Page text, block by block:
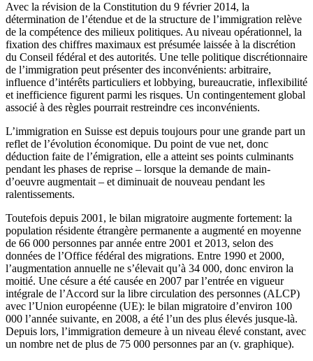
Avec la révision de la Constitution du 9 février 2014, la
détermination de l’étendue et de la structure de l’immigration relève
de la compétence des milieux politiques. Au niveau opérationnel, la
fixation des chiffres maximaux est présumée laissée à la discrétion
du Conseil fédéral et des autorités. Une telle politique discrétionnaire
de l’immigration peut présenter des inconvénients: arbitraire,
influence d’intérêts particuliers et lobbying, bureaucratie, inflexibilité
et inefficience figurent parmi les risques. Un contingentement global
associé à des règles pourrait restreindre ces inconvénients.
L’immigration en Suisse est depuis toujours pour une grande part un
reflet de l’évolution économique. Du point de vue net, donc
déduction faite de l’émigration, elle a atteint ses points culminants
pendant les phases de reprise – lorsque la demande de main-
d’oeuvre augmentait – et diminuait de nouveau pendant les
ralentissements.
Toutefois depuis 2001, le bilan migratoire augmente fortement: la
population résidente étrangère permanente a augmenté en moyenne
de 66 000 personnes par année entre 2001 et 2013, selon des
données de l’Office fédéral des migrations. Entre 1990 et 2000,
l’augmentation annuelle ne s’élevait qu’à 34 000, donc environ la
moitié. Une césure a été causée en 2007 par l’entrée en vigueur
intégrale de l’Accord sur la libre circulation des personnes (ALCP)
avec l’Union européenne (UE): le bilan migratoire d’environ 100
000 l’année suivante, en 2008, a été l’un des plus élevés jusque-là.
Depuis lors, l’immigration demeure à un niveau élevé constant, avec
un nombre net de plus de 75 000 personnes par an (v. graphique).